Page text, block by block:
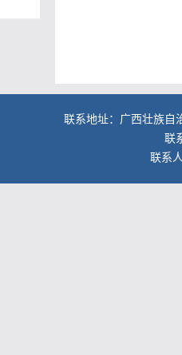
联系地址：广西壮族自
联
联系